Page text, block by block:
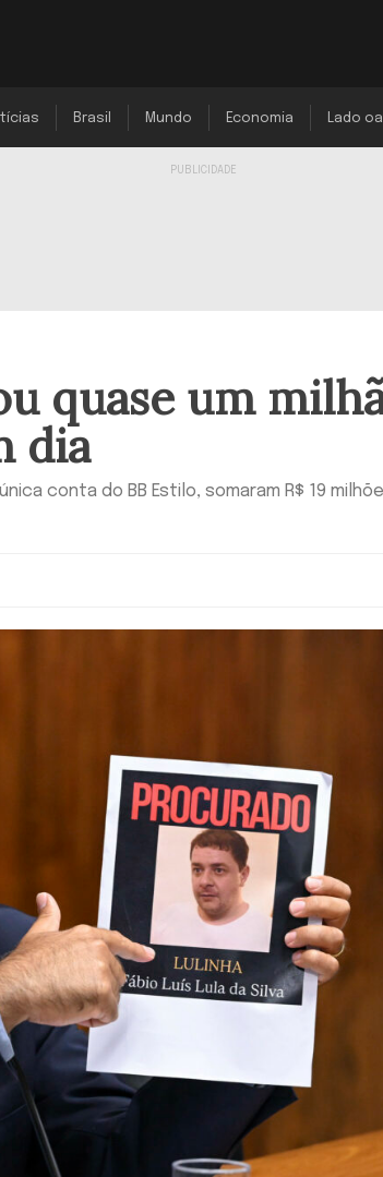
Brasil Mundo Economia Lado
quase um
dia
conta do BB Estilo, somaram R$ 19